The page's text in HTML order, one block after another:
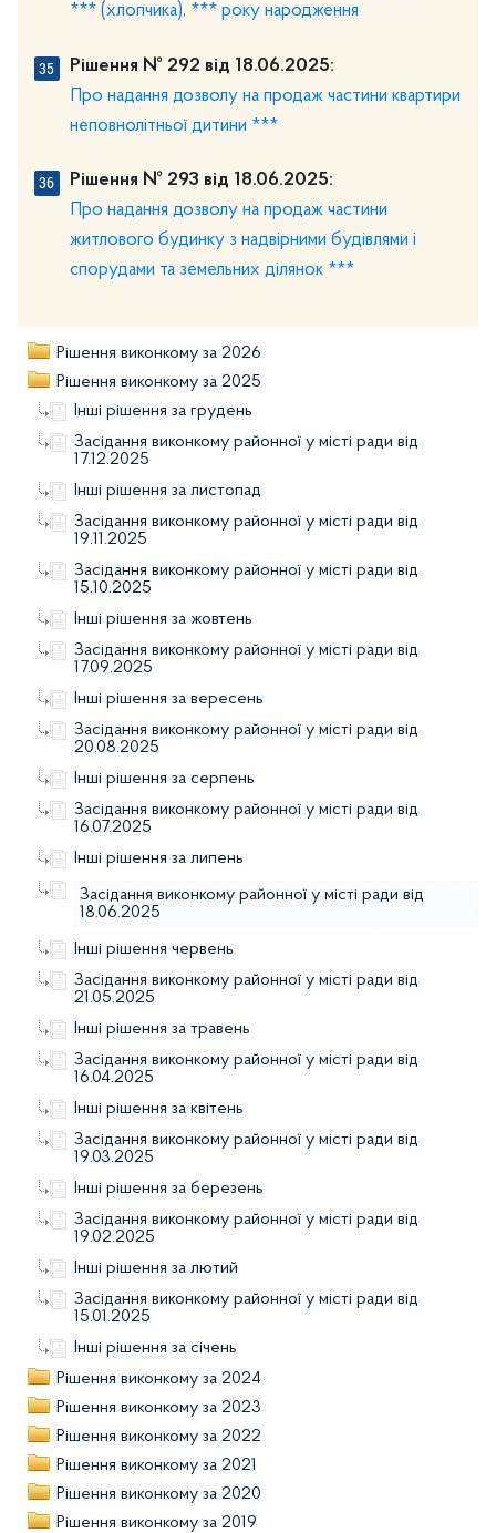
*** (хлопчика), *** року народження
Рішення № 292 від 18.06.2025:
Про надання дозволу на продаж частини квартири
неповнолітньої дитини ***
Рішення № 293 від 18.06.2025:
Про надання дозволу на продаж частини
житлового будинку з надвірними будівлями і
спорудами та земельних ділянок ***
Рішення виконкому за 2026
Рішення виконкому за 2025
Інші рішення за грудень
Засідання виконкому районної у місті ради від
17.12.2025
Інші рішення за листопад
Засідання виконкому районної у місті ради від
19.11.2025
Засідання виконкому районної у місті ради від
15.10.2025
Інші рішення за жовтень
Засідання виконкому районної у місті ради від
17.09.2025
Інші рішення за вересень
Засідання виконкому районної у місті ради від
20.08.2025
Інші рішення за серпень
Засідання виконкому районної у місті ради від
16.07.2025
Інші рішення за липень
Засідання виконкому районної у місті ради від
18.06.2025
Інші рішення червень
Засідання виконкому районної у місті ради від
21.05.2025
Інші рішення за травень
Засідання виконкому районної у місті ради від
16.04.2025
Інші рішення за квітень
Засідання виконкому районної у місті ради від
19.03.2025
Інші рішення за березень
Засідання виконкому районної у місті ради від
19.02.2025
Інші рішення за лютий
Засідання виконкому районної у місті ради від
15.01.2025
Інші рішення за січень
Рішення виконкому за 2024
Рішення виконкому за 2023
Рішення виконкому за 2022
Рішення виконкому за 2021
Рішення виконкому за 2020
Рішення виконкому за 2019